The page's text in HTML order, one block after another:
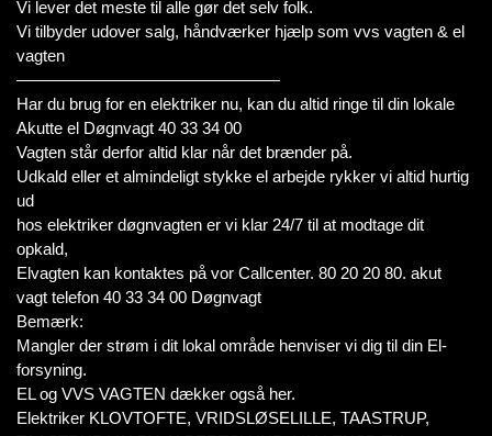
Vi lever det meste til alle gør det selv folk.
Vi tilbyder udover salg, håndværker hjælp som vvs vagten & el
vagten
————————————————
Har du brug for en elektriker nu, kan du altid ringe til din lokale
Akutte el Døgnvagt 40 33 34 00
Vagten står derfor altid klar når det brænder på.
Udkald eller et almindeligt stykke el arbejde rykker vi altid hurtig
ud
hos elektriker døgnvagten er vi klar 24/7 til at modtage dit
opkald,
Elvagten kan kontaktes på vor Callcenter. 80 20 20 80. akut
vagt telefon 40 33 34 00 Døgnvagt
Bemærk:
Mangler der strøm i dit lokal område henviser vi dig til din El-
forsyning.
EL og VVS VAGTEN dækker også her.
Elektriker KLOVTOFTE, VRIDSLØSELILLE, TAASTRUP,